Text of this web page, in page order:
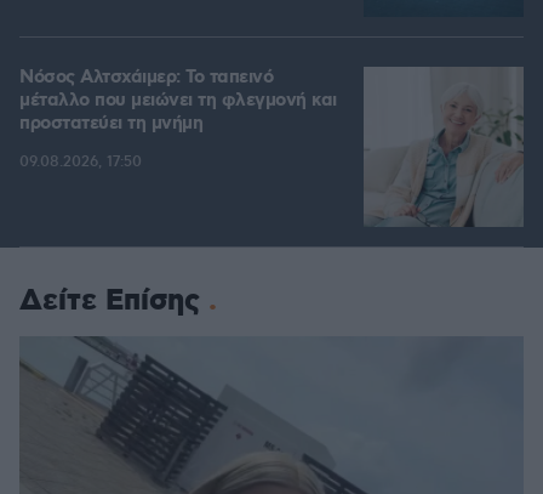
Νόσος Αλτσχάιμερ: Το ταπεινό
μέταλλο που μειώνει τη φλεγμονή και
προστατεύει τη μνήμη
09.08.2026, 17:50
Δείτε Επίσης